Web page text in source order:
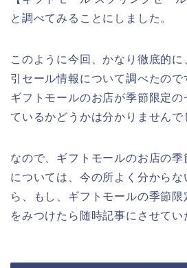
と調べてみることにしました。
このように今回、かなり徹底的に
引セール情報について調べたので
ギフトモールのお店が季節限定の
ているかどうかは分かりませんで
なので、ギフトモールのお店の
については、今の所よく分から
ら、もし、ギフトモールの季節
をみつけたら随時記事にさせてい